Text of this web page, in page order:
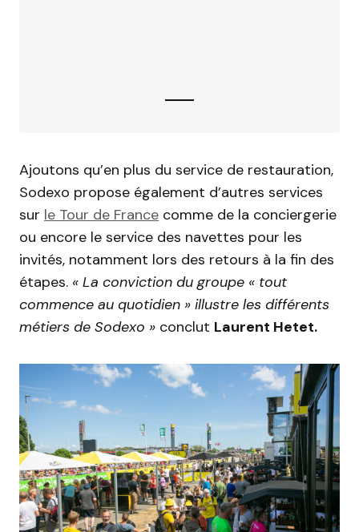
Ajoutons qu’en plus du service de restauration,
Sodexo propose également d’autres services
sur le Tour de France comme de la conciergerie
ou encore le service des navettes pour les
invités, notamment lors des retours à la fin des
étapes. « La conviction du groupe « tout
commence au quotidien » illustre les différents
métiers de Sodexo » conclut Laurent Hetet.